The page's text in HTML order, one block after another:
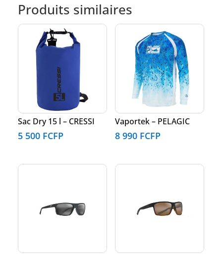
Produits similaires
Sac Dry 15 l – CRESSI
5 500 FCFP
Vaportek – PELAGIC
8 990 FCFP